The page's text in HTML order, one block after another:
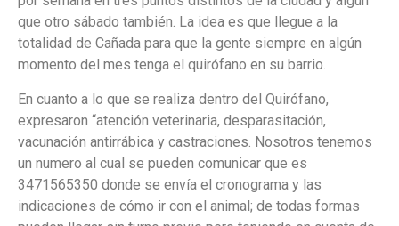
que otro sábado también. La idea es que llegue a la
totalidad de Cañada para que la gente siempre en algún
momento del mes tenga el quirófano en su barrio.
En cuanto a lo que se realiza dentro del Quirófano,
expresaron “atención veterinaria, desparasitación,
vacunación antirrábica y castraciones. Nosotros tenemos
un numero al cual se pueden comunicar que es
3471565350 donde se envía el cronograma y las
indicaciones de cómo ir con el animal; de todas formas